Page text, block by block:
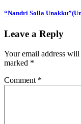
“Nandri Solla
Leave a Reply
Your email address
marked *
Comment *